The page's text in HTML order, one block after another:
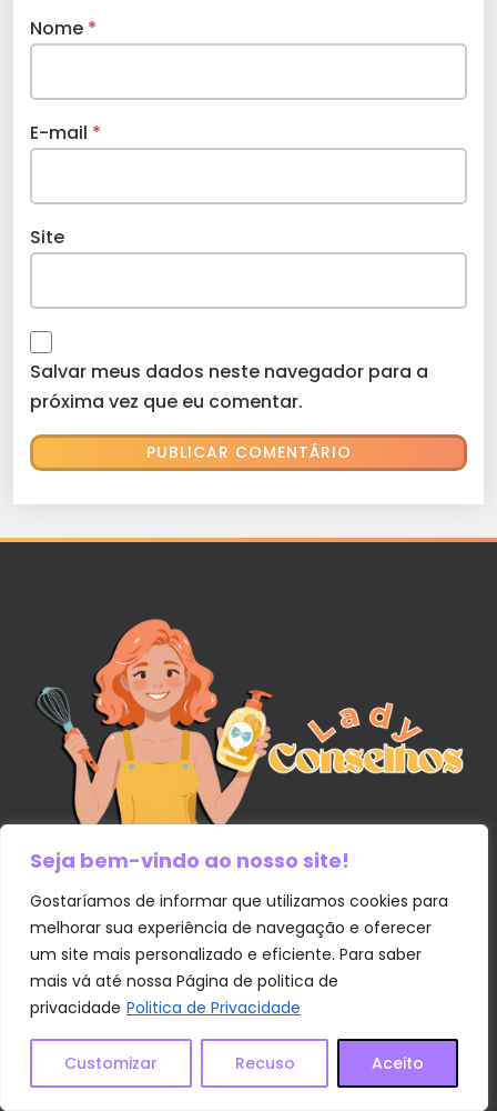
Seja bem-vindo ao nosso site!
Gostaríamos de informar que utilizamos cookies para
melhorar sua experiência de navegação e oferecer
um site mais personalizado e eficiente. Para saber
mais vá até nossa Página de politica de
privacidade Politica de Privacidade
Customizar Recuso Aceito
Nome *
E-mail *
Site
Salvar meus dados neste navegador para a
próxima vez que eu comentar.
Links Úteis
Contato
Política de Privacidade
Termos e Condições